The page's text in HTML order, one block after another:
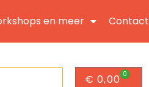
en meer Contact
€ 0,00 0